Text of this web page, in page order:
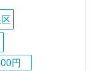
円